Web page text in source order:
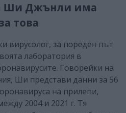
Ши Джънли има
това
вирусолог, за пореден път
лаборатория в
Говорейки на
Ши представи данни за 56
на прилепи,
2004 и 2021 г. Тя